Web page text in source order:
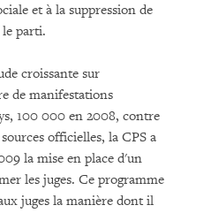
et à la suppression de
parti.
croissante sur
de manifestations
100 000 en 2008, contre
officielles, la CPS a
la mise en place d'un
les juges. Ce programme
juges la manière dont il